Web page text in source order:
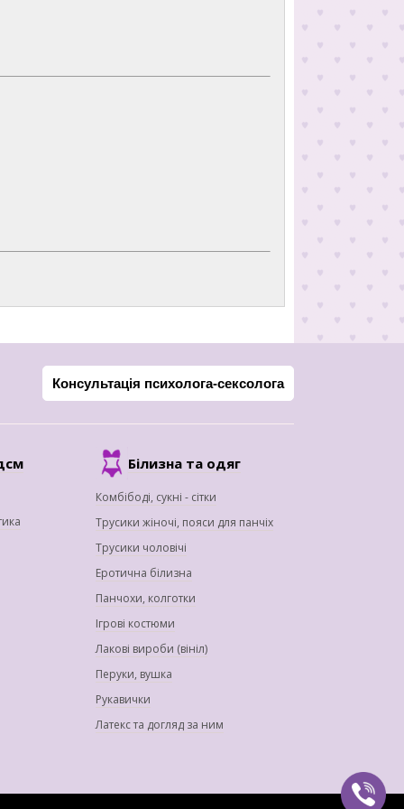
Консультація психолога-сексолога
Білизна та одяг
Комбібоді, сукні - сітки
Трусики жіночі, пояси для панчіх
Трусики чоловічі
Еротична білизна
Панчохи, колготки
Ігрові костюми
Лакові вироби (вініл)
Перуки, вушка
Рукавички
Латекс та догляд за ним